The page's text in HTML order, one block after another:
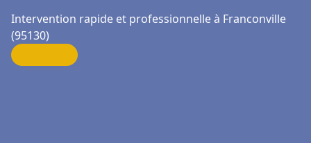
Intervention rapide et professionnelle à Franconville
(95130)